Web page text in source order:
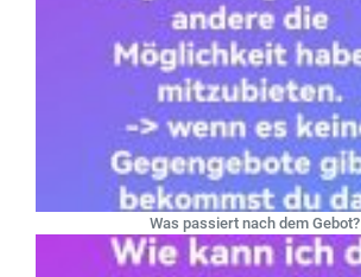
Was passiert nach dem Gebot?